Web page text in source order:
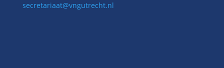
secretariaat@vngutrecht.nl